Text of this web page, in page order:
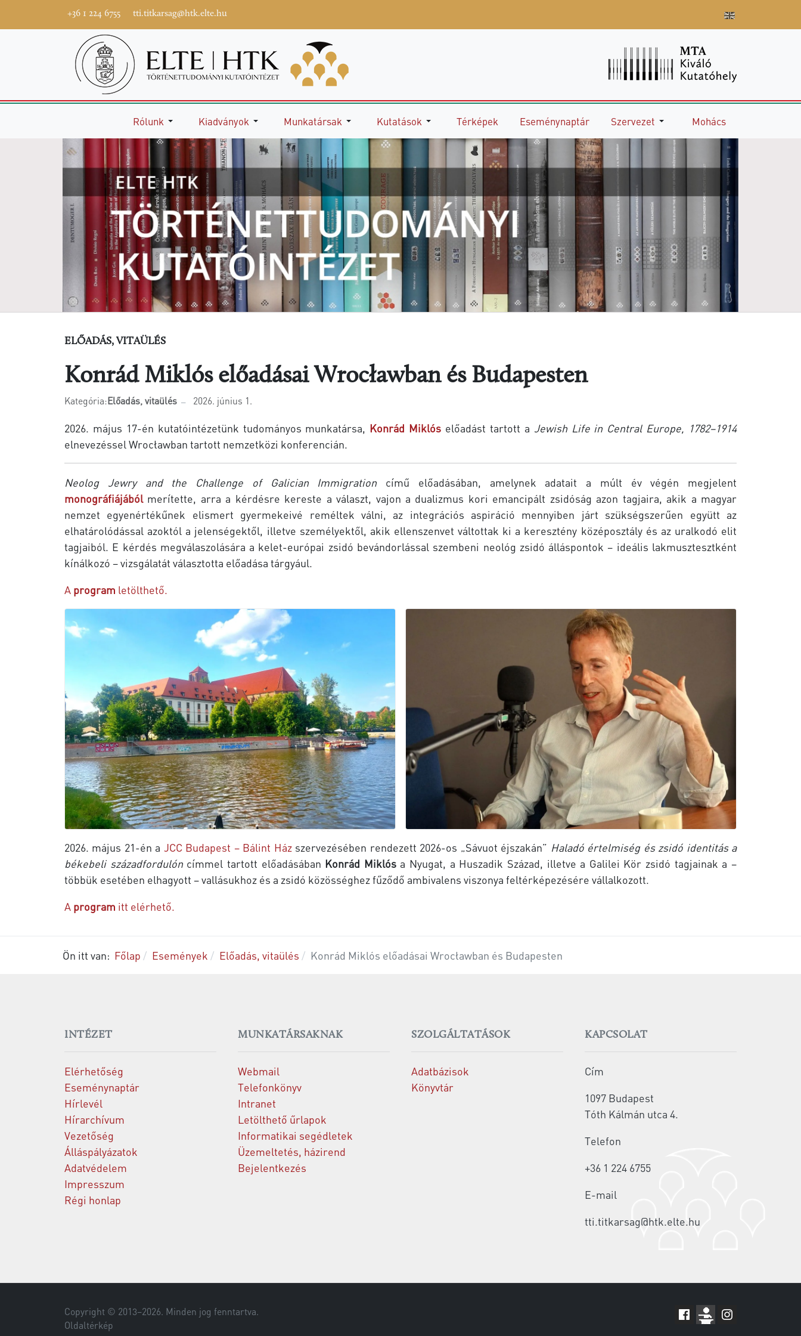
+36 1 224 6755 tti.titkarsag@htk.elte.hu
Rólunk Kiadványok Munkatársak Kutatások Térképek Eseménynaptár Szervezet Mohács
ELŐADÁS, VITAÜLÉS
Konrád Miklós előadásai Wrocławban és Budapesten
Kategória:Előadás, vitaülés 2026. június 1.
2026. május 17-én kutatóintézetünk tudományos munkatársa, Konrád Miklós előadást tartott a Jewish Life in Central Europe, 1782–1914
elnevezéssel Wrocławban tartott nemzetközi konferencián.
Neolog Jewry and the Challenge of Galician Immigration című előadásában, amelynek adatait a múlt év végén megjelent
monográfiájából merítette, arra a kérdésre kereste a választ, vajon a dualizmus kori emancipált zsidóság azon tagjaira, akik a magyar
nemzet egyenértékűnek elismert gyermekeivé reméltek válni, az integrációs aspiráció mennyiben járt szükségszerűen együtt az
elhatárolódással azoktól a jelenségektől, illetve személyektől, akik ellenszenvet váltottak ki a keresztény középosztály és az uralkodó elit
tagjaiból. E kérdés megválaszolására a kelet-európai zsidó bevándorlással szembeni neológ zsidó álláspontok – ideális lakmusztesztként
kínálkozó – vizsgálatát választotta előadása tárgyául.
A program letölthető.
2026. május 21-én a JCC Budapest – Bálint Házszervezésében rendezett 2026-os „Sávuot éjszakán” Haladó értelmiség és zsidó identitás a
békebeli századfordulóncímmel tartott előadásában Konrád Miklósa Nyugat, a Huszadik Század, illetve a Galilei Kör zsidó tagjainak a –
többük esetében elhagyott – vallásukhoz és a zsidó közösséghez fűződő ambivalens viszonya feltérképezésére vállalkozott.
A program itt elérhető.
Ön itt van: Főlap Események Előadás, vitaülés Konrád Miklós előadásai Wrocławban és Budapesten
INTÉZET
Elérhetőség
Eseménynaptár
Hírlevél
Hírarchívum
Vezetőség
Álláspályázatok
Adatvédelem
Impresszum
Régi honlap
MUNKATÁRSAKNAK
Webmail
Telefonkönyv
Intranet
Letölthető űrlapok
Informatikai segédletek
Üzemeltetés, házirend
Bejelentkezés
SZOLGÁLTATÁSOK
Adatbázisok
Könyvtár
KAPCSOLAT
Cím
1097 Budapest
Tóth Kálmán utca 4.
Telefon
+36 1 224 6755
E-mail
tti.titkarsag@htk.elte.hu
Copyright © 2013–2026. Minden jog fenntartva.
Oldaltérkép